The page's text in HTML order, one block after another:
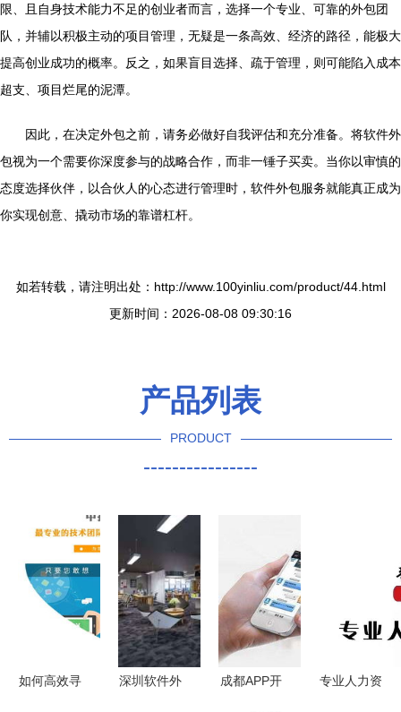
限、且自身技术能力不足的创业者而言，选择一个专业、可靠的外包团
队，并辅以积极主动的项目管理，无疑是一条高效、经济的路径，能极大
提高创业成功的概率。反之，如果盲目选择、疏于管理，则可能陷入成本
超支、项目烂尾的泥潭。
因此，在决定外包之前，请务必做好自我评估和充分准备。将软件外
包视为一个需要你深度参与的战略合作，而非一锤子买卖。当你以审慎的
态度选择伙伴，以合伙人的心态进行管理时，软件外包服务就能真正成为
你实现创意、撬动市场的靠谱杠杆。
如若转载，请注明出处：http://www.100yinliu.com/product/44.html
更新时间：2026-08-08 09:30:16
产品列表
PRODUCT
----------------
如何高效寻
深圳软件外
成都APP开
专业人力资